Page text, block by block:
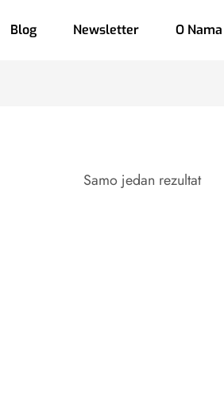
Blog Newsletter O Nama
Samo jedan rezultat